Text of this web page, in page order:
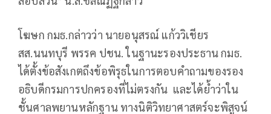
โฆษก กมธ.กล่าวว่า นายอนุสรณ์ แก้ววิเชียร
สส.นนทบุรี พรรค ปชน. ในฐานะรองประธาน กมธ.
ได้ตั้งข้อสังเกตถึงข้อพิรุธในการตอบคำถามของรอง
อธิบดีกรมการปกครองที่ไม่ตรงกัน และได้ย้ำว่าใน
ชั้นศาลพยานหลักฐาน ทางนิติวิทยาศาสตร์จะพิสูจน์